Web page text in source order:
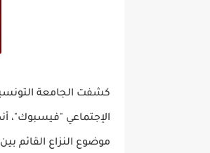
كشفت الجامعة
الإجتماعي "فيسبوك"،
موضوع النزاع القائم